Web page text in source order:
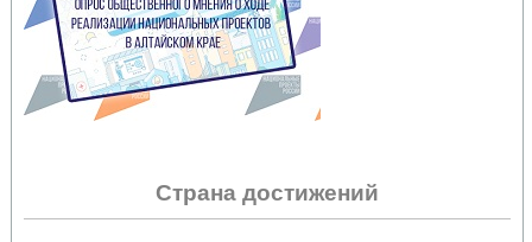
Страна достижений